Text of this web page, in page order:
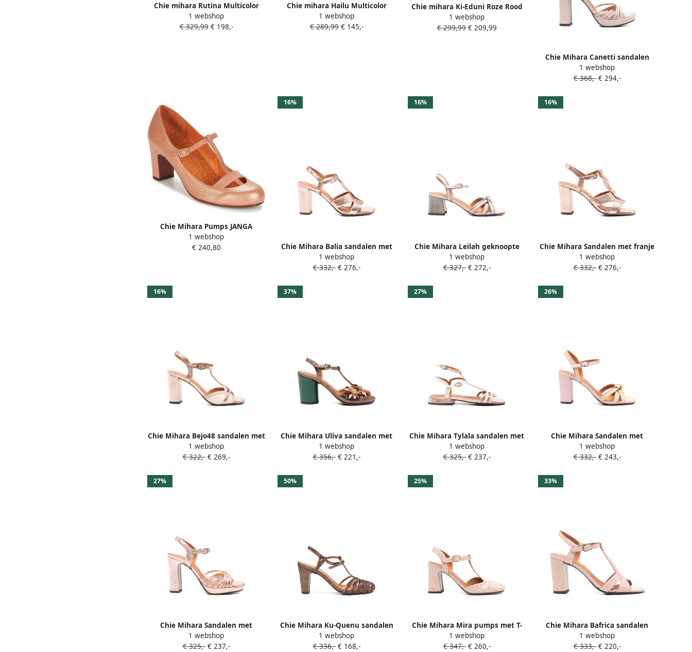
Chie mihara Rutina Multicolor
1 webshop
€ 329,99€ 198,-
Chie mihara Hailu Multicolor
1 webshop
€ 289,99€ 145,-
Chie mihara Ki-Eduni Roze Rood
1 webshop
€ 299,99€ 209,99
Chie Mihara Canetti sandalen
met hak Roze
1 webshop
€ 368,-€ 294,-
Chie Mihara Pumps JANGA
1 webshop
€ 240,80
16%
Chie Mihara Balia sandalen met
metallic-effect en blad-patroon
Roze
1 webshop
€ 332,-€ 276,-
16%
Chie Mihara Leilah geknoopte
lakleren sandalen Roze
1 webshop
€ 327,-€ 272,-
16%
Chie Mihara Sandalen met franje
Roze
1 webshop
€ 332,-€ 276,-
16%
Chie Mihara Bejo48 sandalen met
T-bandje Roze
1 webshop
€ 322,-€ 269,-
37%
Chie Mihara Uliva sandalen met
bloemenpatch Roze
1 webshop
€ 356,-€ 221,-
27%
Chie Mihara Tylala sandalen met
bandjes Roze
1 webshop
€ 325,-€ 237,-
26%
Chie Mihara Sandalen met
geknoopt bandje Roze
1 webshop
€ 332,-€ 243,-
27%
Chie Mihara Sandalen met
metallic-effect Roze
1 webshop
€ 325,-€ 237,-
50%
Chie Mihara Ku-Quenu sandalen
met hak en T-bandje Roze
1 webshop
€ 336,-€ 168,-
25%
Chie Mihara Mira pumps met T-
bandje Roze
1 webshop
€ 347,-€ 260,-
33%
Chie Mihara Bafrica sandalen
met blokhak en T-bandje Roze
1 webshop
€ 333,-€ 220,-